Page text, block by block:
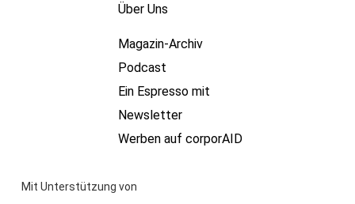
Über Uns
Magazin-Archiv
Podcast
Ein Espresso mit
Newsletter
Werben auf corporAID
Mit Unterstützung von